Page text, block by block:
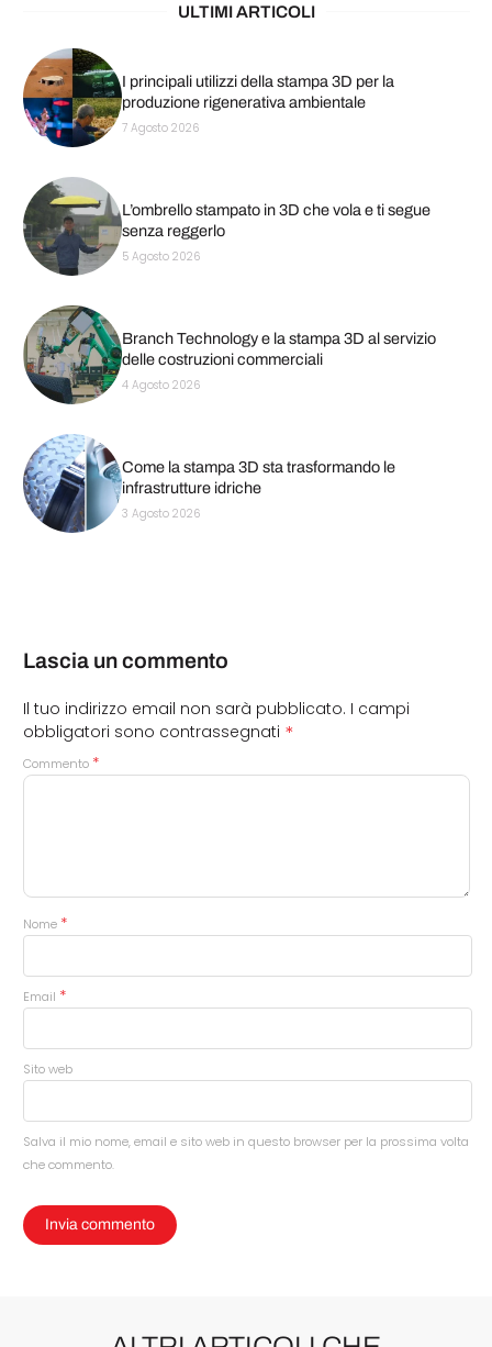
ULTIMI ARTICOLI
I principali utilizzi della stampa 3D per la
produzione rigenerativa ambientale
7 Agosto 2026
L’ombrello stampato in 3D che vola e ti segue
senza reggerlo
5 Agosto 2026
Branch Technology e la stampa 3D al servizio
delle costruzioni commerciali
4 Agosto 2026
Come la stampa 3D sta trasformando le
infrastrutture idriche
3 Agosto 2026
Lascia un commento
Il tuo indirizzo email non sarà pubblicato. I campi
obbligatori sono contrassegnati *
Commento *
Nome *
Email *
Sito web
Salva il mio nome, email e sito web in questo browser per la prossima volta
che commento.